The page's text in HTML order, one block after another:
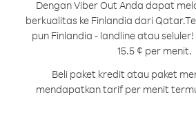
Dengan Viber Out Anda dapat
berkualitas ke Finlandia dari Qatar.
pun Finlandia - landline atau
15.5 ¢ per menit.
Beli paket kredit atau paket
mendapatkan tarif per menit